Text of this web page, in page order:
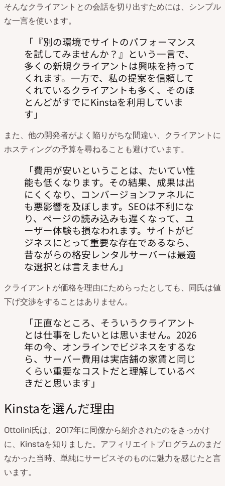
そんなクライアントとの会話を切り出すためには、シンプル
な一言を使います。
『別の環境でサイトのパフォーマンス
を試してみませんか？』という一言で、
多くの新規クライアントは興味を持って
くれます。一方で、私の提案を信頼して
くれているクライアントも多く、そのほ
とんどがすでにKinstaを利用していま
す
また、他の開発者がよく陥りがちな間違い、クライアントに
ホスティングの予算を尋ねることも避けています。
費用が安いということは、たいてい性
能も低くなります。その結果、成果は出
にくくなり、コンバージョンファネルに
も悪影響を及ぼします。SEOは不利にな
り、ページの読み込みも遅くなって、ユ
ーザー体験も損なわれます。サイトがビ
ジネスにとって重要な存在であるなら、
昔ながらの格安レンタルサーバーは最適
な選択とは言えません
クライアントが価格を理由にためらったとしても、同氏は値
下げ交渉をすることはありません。
正直なところ、そういうクライアント
とは仕事をしたいとは思いません。2026
年の今、オンラインでビジネスをするな
ら、サーバー費用は実店舗の家賃と同じ
くらい重要なコストだと理解しているべ
きだと思います
Kinstaを選んだ理由
Ottolini氏は、2017年に同僚から紹介されたのをきっかけ
に、Kinstaを知りました。アフィリエイトプログラムのまだ
なかった当時、単純にサービスそのものに魅力を感じたと言
います。